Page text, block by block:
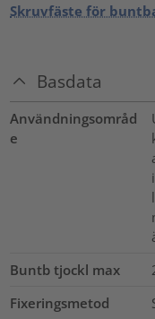
Skruvfäste för
Basdata
Användningsområd
e
Buntb tjockl max
Fixeringsmetod